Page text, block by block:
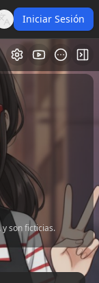
Language
Iniciar Sesión
Galería de
son ficticias.